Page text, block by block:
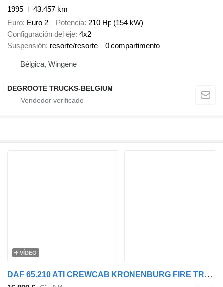
1995
43.457 km
Euro Euro 2 Potencia 210 Hp (154 kW)
Configuración del eje 4x2
Suspensión resorte/resorte 0 compartimento
Bélgica, Wingene
DEGROOTE TRUCKS-BELGIUM
VÍDEO
DAF 65.210 ATI CREWCAB KRONENBURG FIRE TRUCK (ONLY 26.750 KM!!! / EU